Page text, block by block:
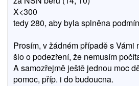
X<300
tedy 280, aby byla splněna
Prosím, v žádném případě s Vámi
šlo o podezření, že nemusím
A samozřejmě ještě jednou moc
pomoc, příp. i do budoucna.